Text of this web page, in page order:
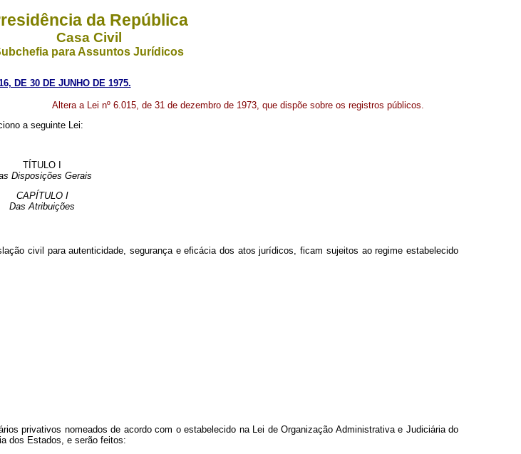
da República
Casa Civil
para Assuntos Jurídicos
DE 30 DE JUNHO DE 1975.
Altera a Lei nº 6.015, de 31 de dezembro de 1973, que dispõe sobre os registros públicos.
a seguinte Lei:
TÍTULO I
Disposições Gerais
CAPÍTULO I
Das Atribuições
civil para autenticidade, segurança e eficácia dos atos jurídicos, ficam sujeitos ao regime estabelecido
privativos nomeados de acordo com o estabelecido na Lei de Organização Administrativa e Judiciária do
dos Estados, e serão feitos: